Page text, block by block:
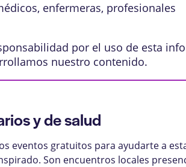
enfermeras, profesionales
por el uso de esta
nuestro contenido.
y de salud
eventos gratuitos para ayudarte a
Son encuentros locales